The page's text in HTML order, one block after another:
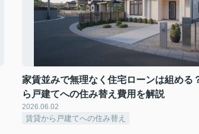
家賃並みで無理なく住宅ローンは組める
ら戸建てへの住み替え費用を解説
2026.06.02
賃貸から戸建てへの住み替え